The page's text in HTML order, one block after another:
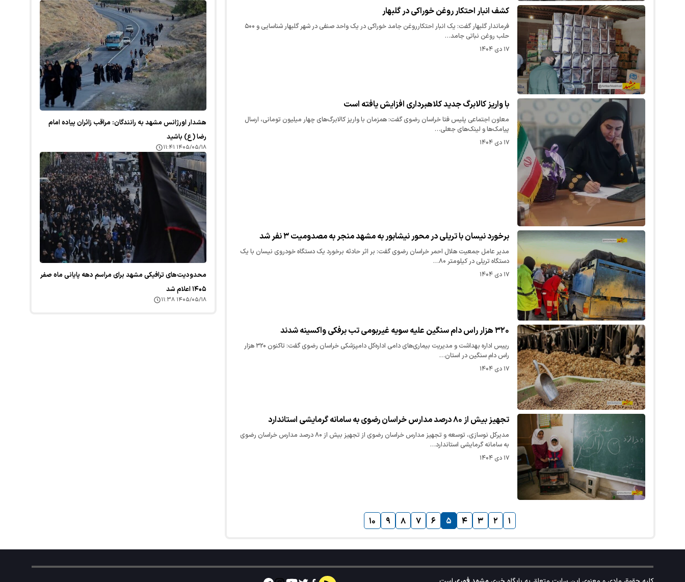
کشف انبار احتکار روغن خوراکی در گلبهار
فرماندار گلبهار گفت: یک انبار احتکارروغن جامد خوراکی در یک واحد صنفی در شهر گلبهار شناسایی و ۵۰۰
حلب روغن نباتی جامد…
۱۷ دی ۱۴۰۴
با واریز کالابرگ‌ جدید کلاهبرداری افزایش یافته است
معاون اجتماعی پلیس فتا خراسان رضوی گفت: همزمان با واریز کالابرگ‌های چهار میلیون تومانی، ارسال
پیامک‌ها و لینک‌های جعلی…
۱۷ دی ۱۴۰۴
برخورد نیسان با تریلی در محور نیشابور به مشهد منجر به مصدومیت ۳ نفر شد
مدیر عامل جمعیت هلال احمر خراسان رضوی گفت: بر اثر حادثه برخورد یک دستگاه خودروی نیسان با یک
دستگاه تریلی در کیلومتر ۸۰…
۱۷ دی ۱۴۰۴
۳۲۰ هزار راس دام سنگین علیه سویه غیربومی تب برفکی واکسینه شدند
رییس اداره بهداشت و مدیریت بیماری‌های دامی اداره‌کل دامپزشکی خراسان رضوی گفت: تاکنون ۳۲۰ هزار
راس دام سنگین در استان…
۱۷ دی ۱۴۰۴
تجهیز بیش از ۸۰ درصد مدارس خراسان رضوی به سامانه گرمایشی استاندارد
مدیرکل نوسازی، توسعه و تجهیز مدارس خراسان رضوی از تجهیز بیش از ۸۰ درصد مدارس خراسان رضوی
به سامانه گرمایشی استاندارد…
۱۷ دی ۱۴۰۴
۱ ۲ ۳ ۴ ۵ ۶ ۷ ۸ ۹ ۱۰
هشدار اورژانس مشهد به رانندگان: مراقب زائران پیاده امام
رضا (ع) باشید
۱۴۰۵/۰۵/۱۸ ۱۱:۴۱
محدودیت‌های ترافیکی مشهد برای مراسم دهه پایانی ماه صفر
۱۴۰۵ اعلام شد
۱۴۰۵/۰۵/۱۸ ۱۱:۳۸